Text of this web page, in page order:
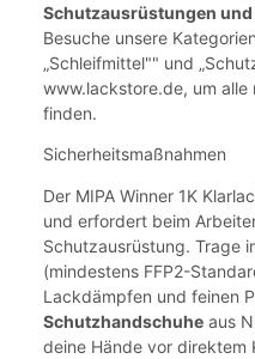
Schutzausrüstungen
Besuche unsere
„Schleifmittel"" und
www.lackstore.de, um
finden.
Sicherheitsmaßnahmen
Der MIPA Winner 1K
und erfordert beim
Schutzausrüstung. Trage
(mindestens FFP2-
Lackdämpfen und feinen
Schutzhandschuhe aus
deine Hände vor direktem